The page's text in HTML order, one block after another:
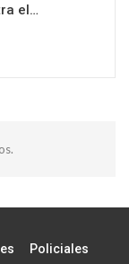
el…
Policiales